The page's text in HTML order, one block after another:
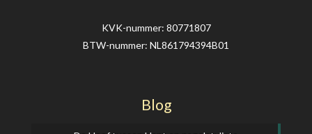
KVK-nummer: 80771807
BTW-nummer: NL861794394B01
Blog